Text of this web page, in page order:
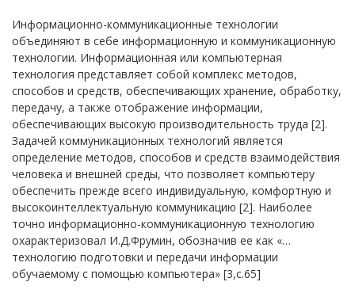
Информационно-коммуникационные технологии
объединяют в себе информационную и коммуникационную
технологии. Информационная или компьютерная
технология представляет собой комплекс методов,
способов и средств, обеспечивающих хранение, обработку,
передачу, а также отображение информации,
обеспечивающих высокую производительность труда [2].
Задачей коммуникационных технологий является
определение методов, способов и средств взаимодействия
человека и внешней среды, что позволяет компьютеру
обеспечить прежде всего индивидуальную, комфортную и
высокоинтеллектуальную коммуникацию [2]. Наиболее
точно информационно-коммуникационную технологию
охарактеризовал И.Д.Фрумин, обозначив ее как «…
технологию подготовки и передачи информации
обучаемому с помощью компьютера» [3,с.65]